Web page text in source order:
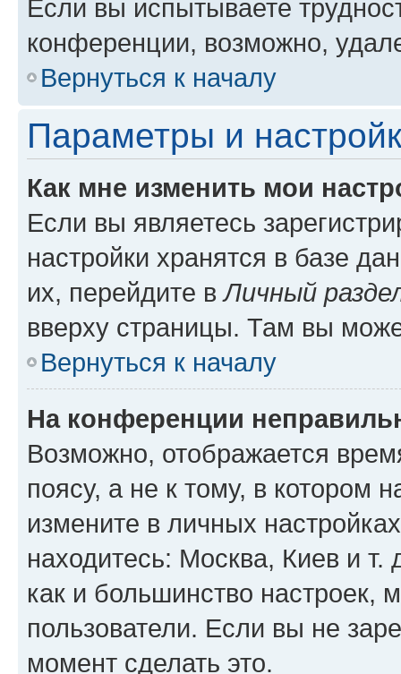
Если вы испытываете
конференции, возможно,
Вернуться к началу
Параметры и
Как мне изменить мои
Если вы являетесь
настройки хранятся в базе
их, перейдите вЛичный
вверху страницы. Там вы
Вернуться к началу
На конференции
Возможно, отображается
поясу, а не к тому, в котором
измените в личных
находитесь: Москва, Киев и т.
как и большинство настроек,
пользователи. Если вы не
момент сделать это.